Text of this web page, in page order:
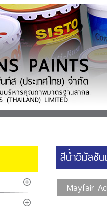
สีน้ำอิมัลชัน
Mayfair